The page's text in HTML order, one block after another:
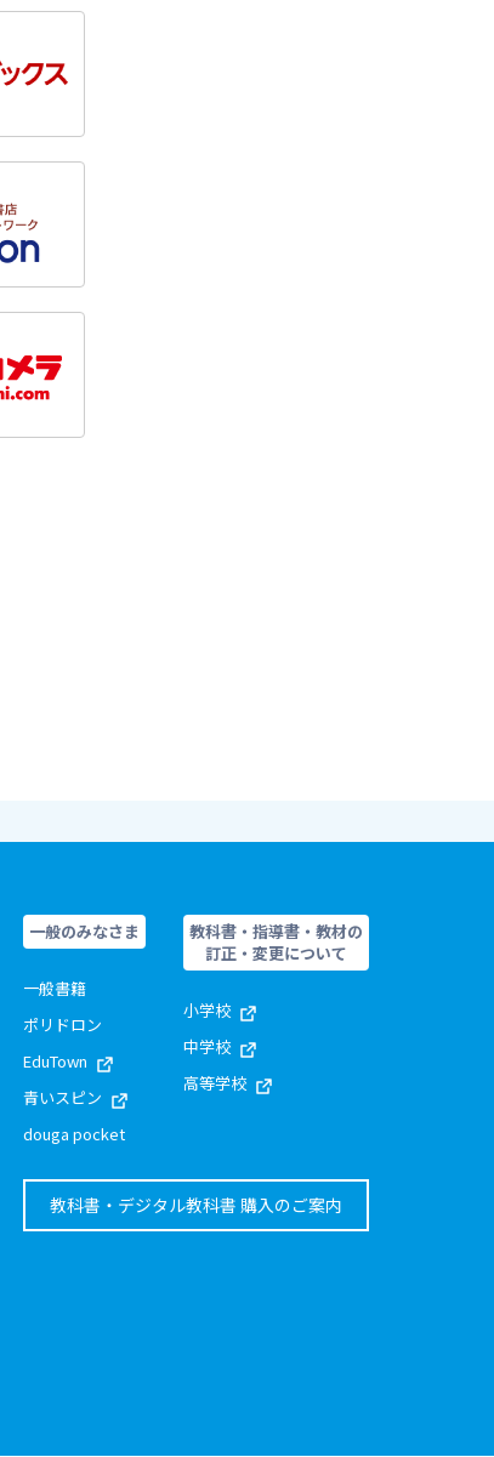
一般のみなさま
一般書籍
ポリドロン
EduTown
青いスピン
douga pocket
教科書・指導書・教材の
訂正・変更について
小学校
中学校
高等学校
教科書・デジタル教科書 購入のご案内